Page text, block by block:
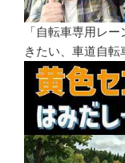
「自転車専用レ
きたい、車道自